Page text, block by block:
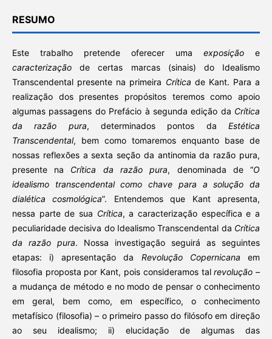
RESUMO
Este trabalho pretende oferecer umaexposiçãoe
caracterizaçãode certas marcas (sinais) do Idealismo
Transcendental presente na primeira Crítica de Kant. Para a
realização dos presentes propósitos teremos como apoio
algumas passagens do Prefácio à segunda edição da Crítica
da razão pura, determinados pontos daEstética
Transcendental, bem como tomaremos enquanto base de
nossas reflexões a sexta seção da antinomia da razão pura,
presente na Crítica da razão pura, denominada de “O
idealismo transcendental como chave para a solução da
dialética cosmológica”. Entendemos que Kant apresenta,
nessa parte de sua Crítica, a caracterização específica e a
peculiaridade decisiva do Idealismo Transcendental da Crítica
da razão pura. Nossa investigação seguirá as seguintes
etapas: i) apresentação da Revolução Copernicanaem
filosofia proposta por Kant, pois consideramos talrevolução –
a mudança de método e no modo de pensar o conhecimento
em geral, bem como, em específico, o conhecimento
metafísico (filosofia) – o primeiro passo do filósofo em direção
ao seu idealismo; ii) elucidação de algumas das